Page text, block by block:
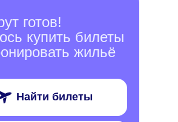
готов!
купить билеты
жильё
Найти билеты